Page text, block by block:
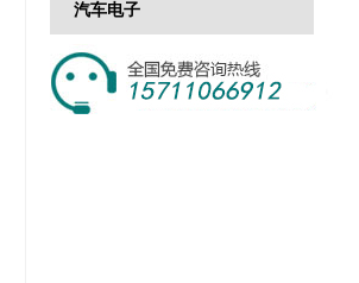
汽车电子